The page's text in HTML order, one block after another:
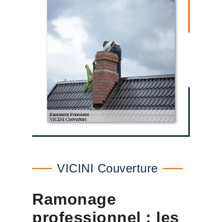
VICINI Couverture
Ramonage
professionnel : les